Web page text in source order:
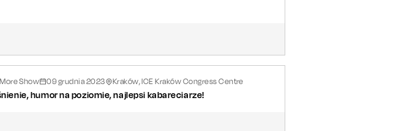
Show 09 grudnia 2023 Kraków, ICE Kraków Congress Centre
humor na poziomie, najlepsi kabareciarze!